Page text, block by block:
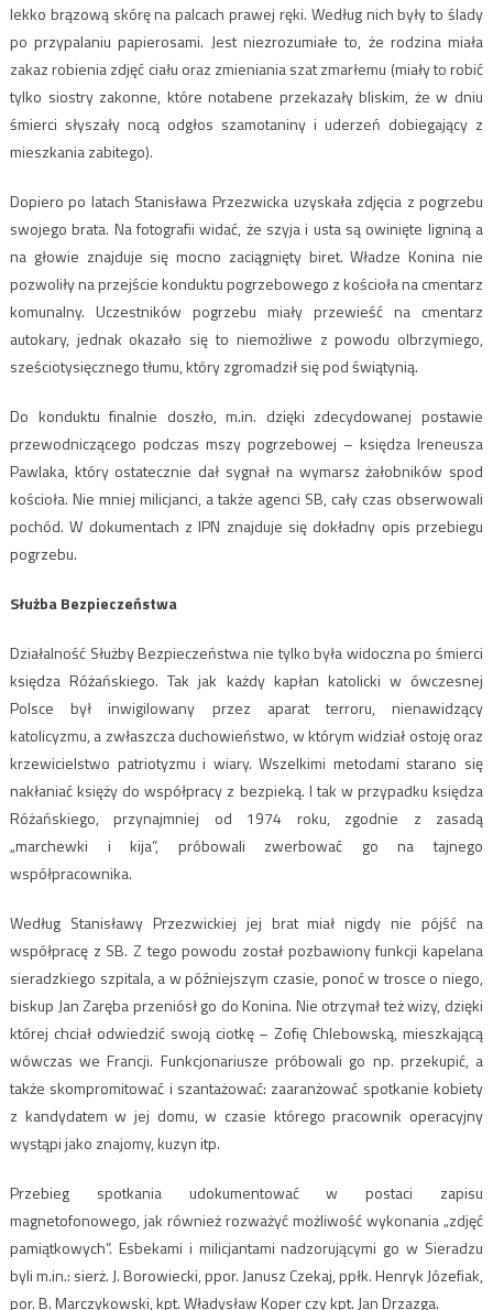
lekko brązową skórę na palcach prawej ręki. Według nich były to ślady
po przypalaniu papierosami. Jest niezrozumiałe to, że rodzina miała
zakaz robienia zdjęć ciału oraz zmieniania szat zmarłemu (miały to robić
tylko siostry zakonne, które notabene przekazały bliskim, że w dniu
śmierci słyszały nocą odgłos szamotaniny i uderzeń dobiegający z
mieszkania zabitego).
Dopiero po latach Stanisława Przezwicka uzyskała zdjęcia z pogrzebu
swojego brata. Na fotografii widać, że szyja i usta są owinięte ligniną a
na głowie znajduje się mocno zaciągnięty biret. Władze Konina nie
pozwoliły na przejście konduktu pogrzebowego z kościoła na cmentarz
komunalny. Uczestników pogrzebu miały przewieść na cmentarz
autokary, jednak okazało się to niemożliwe z powodu olbrzymiego,
sześciotysięcznego tłumu, który zgromadził się pod świątynią.
Do konduktu finalnie doszło, m.in. dzięki zdecydowanej postawie
przewodniczącego podczas mszy pogrzebowej – księdza Ireneusza
Pawlaka, który ostatecznie dał sygnał na wymarsz żałobników spod
kościoła. Nie mniej milicjanci, a także agenci SB, cały czas obserwowali
pochód. W dokumentach z IPN znajduje się dokładny opis przebiegu
pogrzebu.
Służba Bezpieczeństwa
Działalność Służby Bezpieczeństwa nie tylko była widoczna po śmierci
księdza Różańskiego. Tak jak każdy kapłan katolicki w ówczesnej
Polsce był inwigilowany przez aparat terroru, nienawidzący
katolicyzmu, a zwłaszcza duchowieństwo, w którym widział ostoję oraz
krzewicielstwo patriotyzmu i wiary. Wszelkimi metodami starano się
nakłaniać księży do współpracy z bezpieką. I tak w przypadku księdza
Różańskiego, przynajmniej od 1974 roku, zgodnie z zasadą
„marchewki i kija”, próbowali zwerbować go na tajnego
współpracownika.
Według Stanisławy Przezwickiej jej brat miał nigdy nie pójść na
współpracę z SB. Z tego powodu został pozbawiony funkcji kapelana
sieradzkiego szpitala, a w późniejszym czasie, ponoć w trosce o niego,
biskup Jan Zaręba przeniósł go do Konina. Nie otrzymał też wizy, dzięki
której chciał odwiedzić swoją ciotkę – Zofię Chlebowską, mieszkającą
wówczas we Francji. Funkcjonariusze próbowali go np. przekupić, a
także skompromitować i szantażować: zaaranżować spotkanie kobiety
z kandydatem w jej domu, w czasie którego pracownik operacyjny
wystąpi jako znajomy, kuzyn itp.
Przebieg spotkania udokumentować w postaci zapisu
magnetofonowego, jak również rozważyć możliwość wykonania „zdjęć
pamiątkowych”. Esbekami i milicjantami nadzorującymi go w Sieradzu
byli m.in.: sierż. J. Borowiecki, ppor. Janusz Czekaj, ppłk. Henryk Józefiak,
por. B. Marczykowski, kpt. Władysław Koper czy kpt. Jan Drzazga.